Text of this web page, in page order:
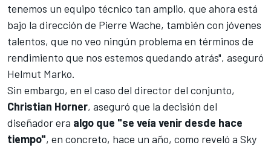
tenemos un equipo técnico tan amplio, que ahora está
bajo la dirección de Pierre Wache, también con jóvenes
talentos, que no veo ningún problema en términos de
rendimiento que nos estemos quedando atrás", aseguró
Helmut Marko.
Sin embargo, en el caso del director del conjunto,
Christian Horner, aseguró que la decisión del
diseñador era algo que "se veía venir desde hace
tiempo", en concreto, hace un año, como reveló a Sky